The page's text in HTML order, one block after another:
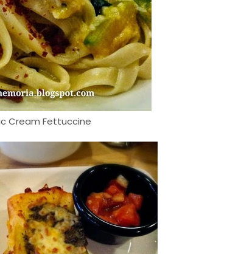
Cream Fettuccine